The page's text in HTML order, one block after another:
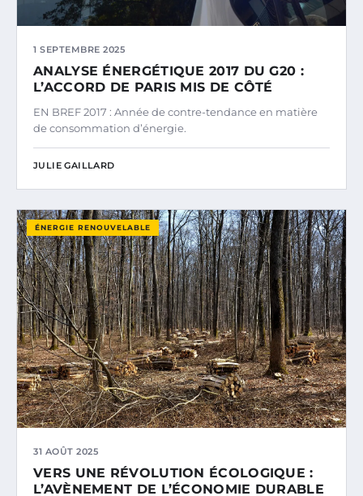
1 SEPTEMBRE 2025
ANALYSE ÉNERGÉTIQUE 2017 DU G20 :
L’ACCORD DE PARIS MIS DE CÔTÉ
EN BREF 2017 : Année de contre-tendance en matière
de consommation d’énergie.
JULIE GAILLARD
ÉNERGIE RENOUVELABLE
31 AOÛT 2025
VERS UNE RÉVOLUTION ÉCOLOGIQUE :
L’AVÈNEMENT DE L’ÉCONOMIE DURABLE